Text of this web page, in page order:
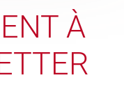
À